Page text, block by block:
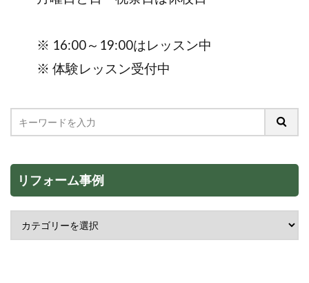
※ 16:00～19:00はレッスン中
※ 体験レッスン受付中
リフォーム事例